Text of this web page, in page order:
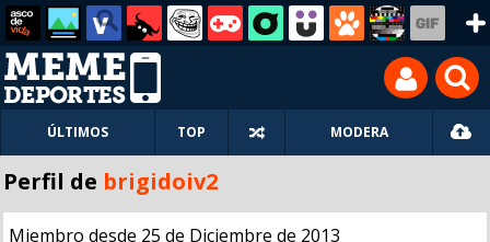
ÚLTIMOS TOP MODERA
Perfil de brigidoiv2
Miembro desde 25 de Diciembre de 2013